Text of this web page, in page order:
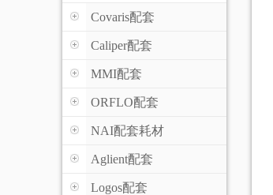
Covaris配套
Caliper配套
MMI配套
ORFLO配套
NAI配套耗材
Aglient配套
Logos配套